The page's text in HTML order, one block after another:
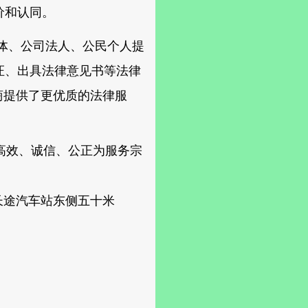
认同。
、公司法人、公民个人提
出具法律意见书等法律
供了更优质的法律服
、诚信、公正为服务宗
汽车站东侧五十米